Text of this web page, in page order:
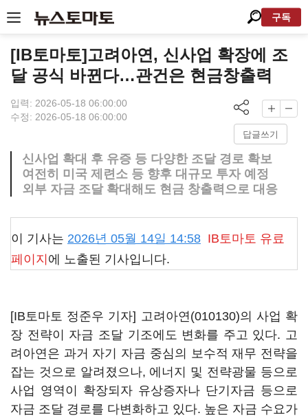
구독
[IB토마토]고려아연, 신사업 확장에 조
달 공식 바뀐다…관건은 현금창출력
입력: 2026-05-18 06:00:00
수정: 2026-05-18 06:00:00
답글쓰기
신사업 확대 후 유증 등 다양한 조달 경로 확보
여전히 미국 제련소 등 향후 대규모 투자 예정
외부 자금 조달 확대해도 현금 창출력으로 대응
이 기사는 2026년 05월 14일 14:58 IB토마토 유료
페이지 에 노출된 기사입니다.
[IB토마토 정준우 기자] 고려아연(010130)의 사업 확
장 전략이 자금 조달 기조에도 변화를 주고 있다. 고
려아연은 과거 자기 자금 중심의 보수적 재무 전략을
잡는 것으로 알려졌으나, 에너지 및 전략광물 등으로
사업 영역이 확장되자 유상증자나 단기자금 등으로
자금 조달 경로를 다변화하고 있다. 높은 자금 수요가